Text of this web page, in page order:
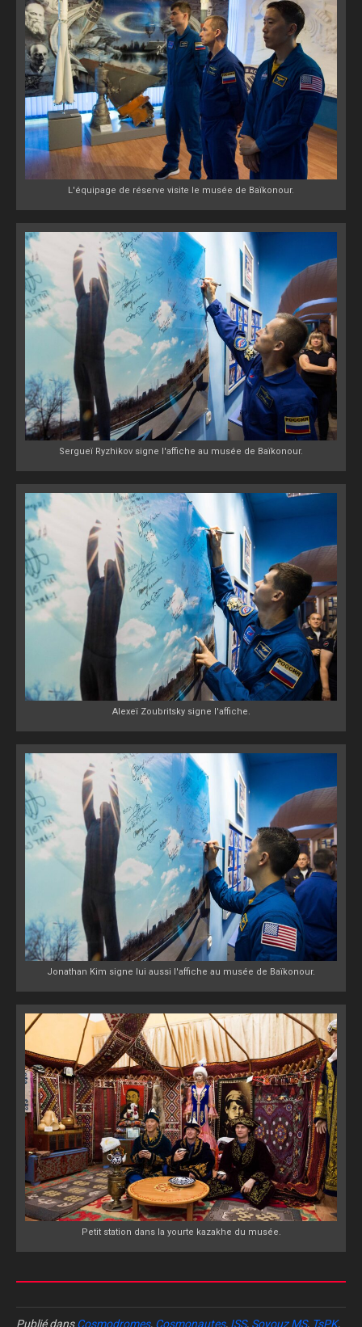
L'équipage de réserve visite le musée de Baïkonour.
Sergueï Ryzhikov signe l'affiche au musée de Baïkonour.
Alexeï Zoubritsky signe l'affiche.
Jonathan Kim signe lui aussi l'affiche au musée de Baïkonour.
Petit station dans la yourte kazakhe du musée.
Publié dansCosmodromes, Cosmonautes, ISS, Soyouz MS, TsPK,